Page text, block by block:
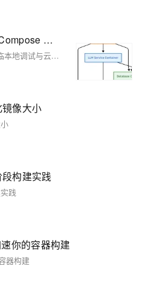
从本地到云端：用 Docker Compose 与 Offload 构建可扩展 AI 智能体
在 AI 智能体开发中，开发者常面临本地调试与云端部署的矛盾。本文介绍如何通过 Docker Compose 与 Docker Offload 解决这一难题，实现从本地快速迭代到云端高效扩容的全流程。内容涵盖多服务协同、容器化配置、GPU 支持及实战案例，助你构建高效、一致的 AI 智能体开发环境。
像大小
构建实践
践
你的容器构建
器构建